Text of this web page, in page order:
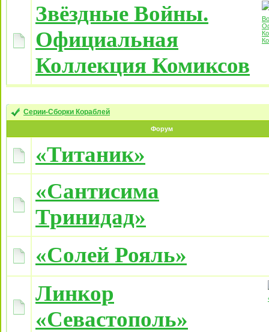
Звёздные Войны.
Официальная
Коллекция Комиксов
Серии-Сборки Кораблей
Форум
«Титаник»
«Сантисима
Тринидад»
«Солей Рояль»
Линкор
«Севастополь»